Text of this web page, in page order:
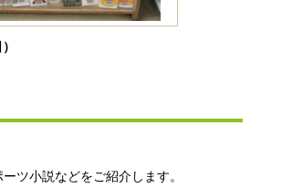
ツ小説などをご紹介します。